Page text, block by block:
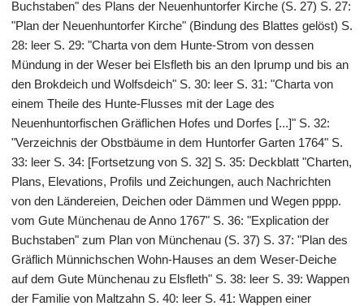
Buchstaben" des Plans der Neuenhuntorfer Kirche (S. 27) S. 27:
"Plan der Neuenhuntorfer Kirche" (Bindung des Blattes gelöst) S.
28: leer S. 29: "Charta von dem Hunte-Strom von dessen
Mündung in der Weser bei Elsfleth bis an den Iprump und bis an
den Brokdeich und Wolfsdeich" S. 30: leer S. 31: "Charta von
einem Theile des Hunte-Flusses mit der Lage des
Neuenhuntorfischen Gräflichen Hofes und Dorfes [...]" S. 32:
"Verzeichnis der Obstbäume in dem Huntorfer Garten 1764" S.
33: leer S. 34: [Fortsetzung von S. 32] S. 35: Deckblatt "Charten,
Plans, Elevations, Profils und Zeichungen, auch Nachrichten
von den Ländereien, Deichen oder Dämmen und Wegen pppp.
vom Gute Münchenau de Anno 1767" S. 36: "Explication der
Buchstaben" zum Plan von Münchenau (S. 37) S. 37: "Plan des
Gräflich Münnichschen Wohn-Hauses an dem Weser-Deiche
auf dem Gute Münchenau zu Elsfleth" S. 38: leer S. 39: Wappen
der Familie von Maltzahn S. 40: leer S. 41: Wappen einer